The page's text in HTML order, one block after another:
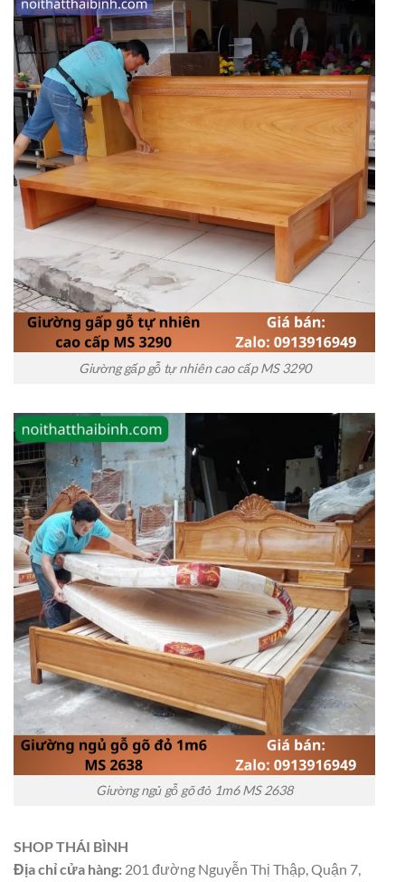
Giường gấp gỗ tự nhiên cao cấp MS 3290
Giường ngủ gỗ gõ đỏ 1m6 MS 2638
SHOP THÁI BÌNH
Địa chỉ cửa hàng: 201 đường Nguyễn Thị Thập, Quận 7,